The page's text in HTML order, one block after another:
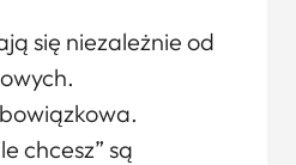
się niezależnie od
chcesz” są